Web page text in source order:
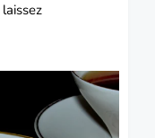
laissez